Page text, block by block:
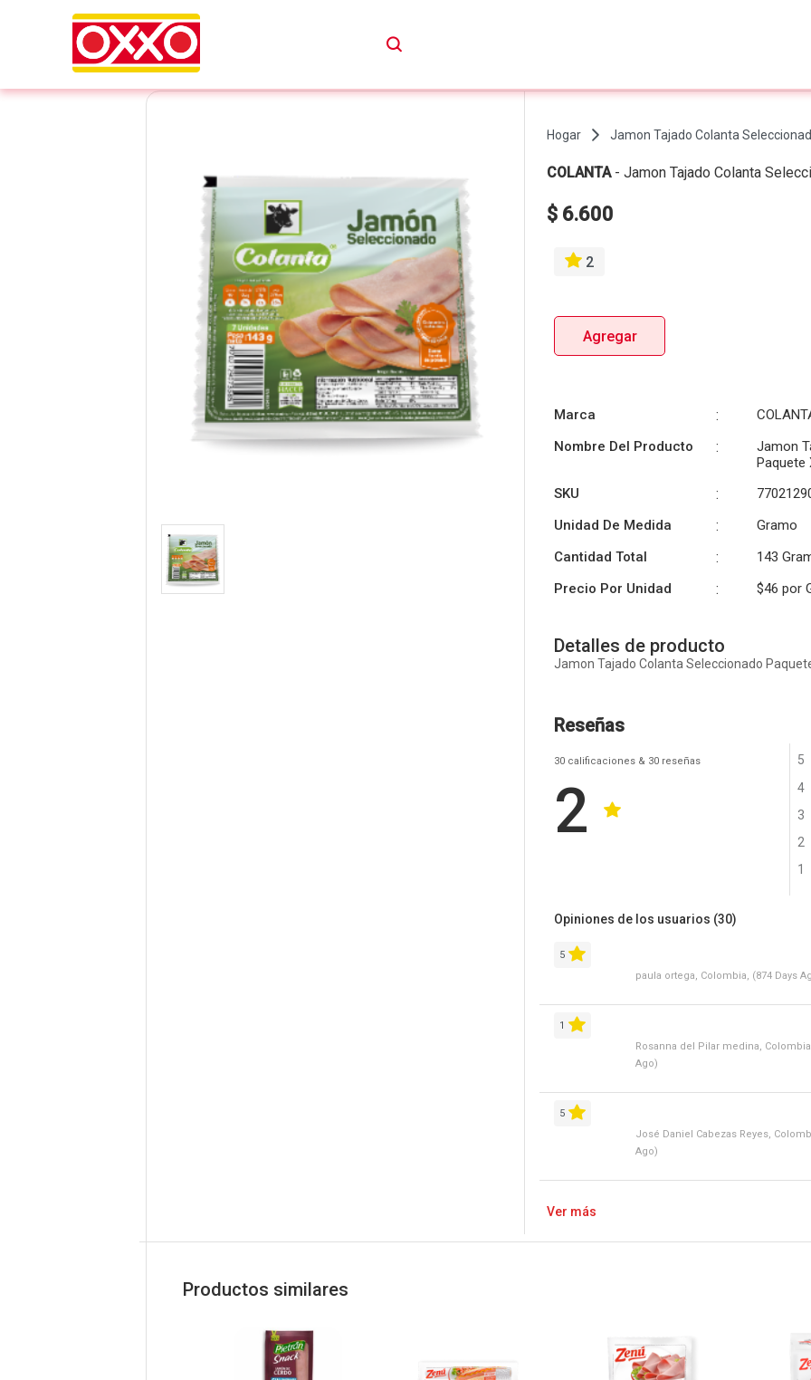
Hogar Jamon Tajado Colanta
COLANTA-Jamon Tajado Colanta
$ 6.600
2
Agregar
Marca :
Nombre Del Producto
:
Jamon
Paquete
SKU
:
Unidad De Medida
:
Gramo
Cantidad Total
:
143
Precio Por Unidad
: $46 por
Detalles de producto
Jamon Tajado Colanta Seleccionado
Reseñas
30 calificaciones & 30 reseñas
2
5
4
3
2
1
Opiniones de los usuarios (30)
5
paula ortega, Colombia, (874 Days
1
Rosanna del Pilar medina,
Ago)
5
José Daniel Cabezas Reyes,
Ago)
Ver más
Productos similares